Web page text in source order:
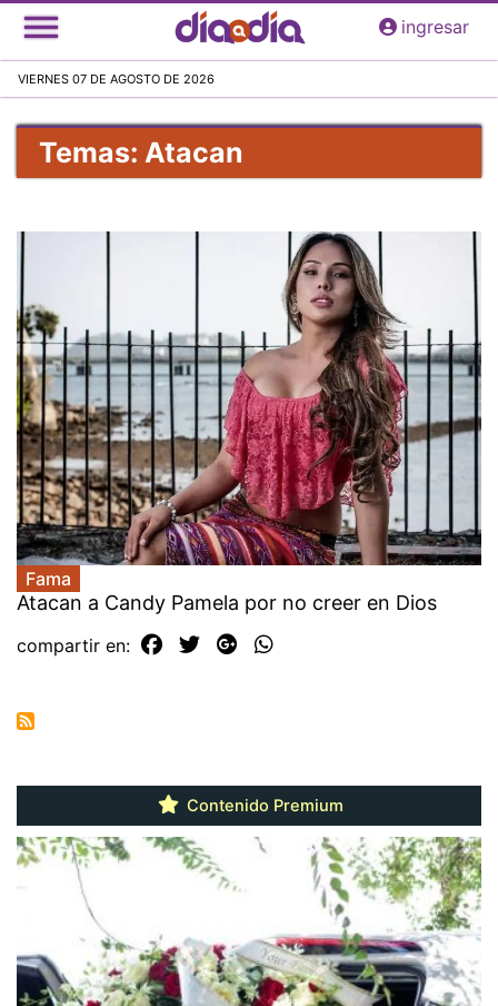
Pasar
al
principal
ingresar
VIERNES 07 DE AGOSTO DE 2026
Temas: Atacan
Fama
Atacan a Candy Pamela por no creer en Dios
compartir en:
Contenido Premium